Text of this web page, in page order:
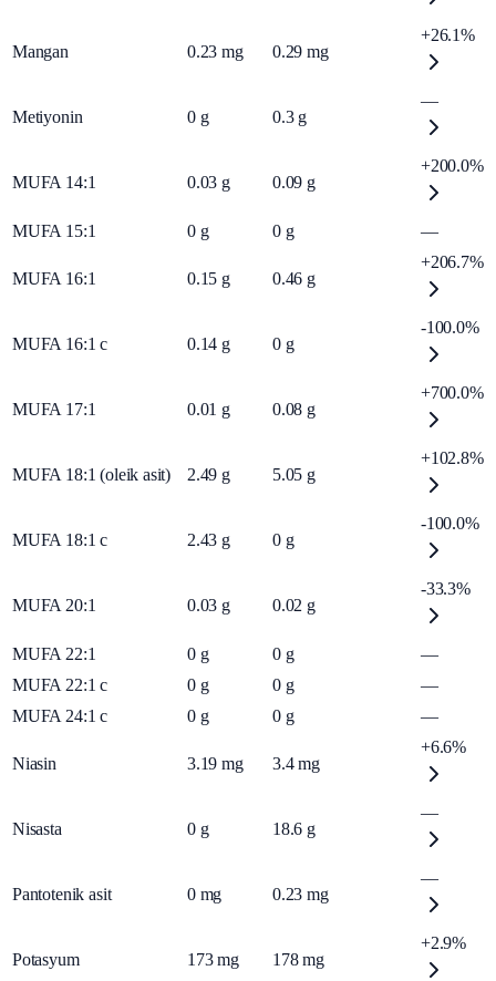
Mangan 0.23 mg 0.29 mg
+26.1%
Metiyonin 0 g 0.3 g
—
MUFA 14:1 0.03 g 0.09 g
+200.0%
MUFA 15:1 0 g 0 g —
MUFA 16:1 0.15 g 0.46 g
+206.7%
MUFA 16:1 c 0.14 g 0 g
-100.0%
MUFA 17:1 0.01 g 0.08 g
+700.0%
MUFA 18:1 (oleik asit) 2.49 g 5.05 g
+102.8%
MUFA 18:1 c 2.43 g 0 g
-100.0%
MUFA 20:1 0.03 g 0.02 g
-33.3%
MUFA 22:1 0 g 0 g
—
MUFA 22:1 c
0 g 0 g
—
MUFA 24:1 c
0 g 0 g —
Niasin 3.19 mg 3.4 mg
+6.6%
Nisasta 0 g 18.6 g
—
Pantotenik asit 0 mg 0.23 mg
—
Potasyum 173 mg 178 mg
+2.9%